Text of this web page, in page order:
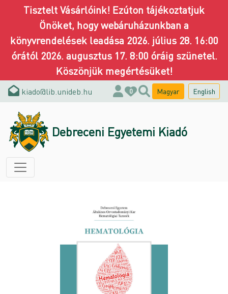
Tisztelt Vásárlóink! Ezúton tájékoztatjuk
Önöket, hogy webáruházunkban a
könyvrendelések leadása 2026. július 28. 16:00
órától 2026. augusztus 17. 8:00 óráig szünetel.
Köszönjük megértésüket!
kiado@lib.unideb.hu 0 Magyar English
Debreceni Egyetemi Kiadó